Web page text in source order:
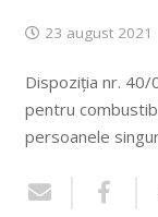
23 august 2021
Dispoziția nr. 40/
pentru
persoanele